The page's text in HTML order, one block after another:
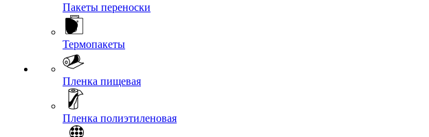
Пакеты переноски
Термопакеты
Пленка пищевая
Пленка полиэтиленовая